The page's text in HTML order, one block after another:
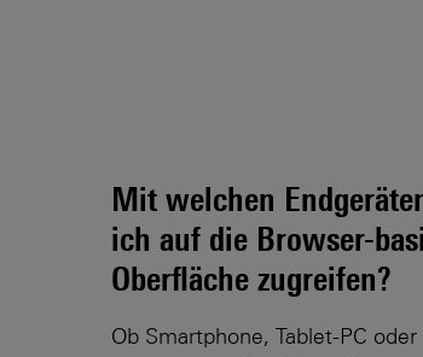
Mit welchen
ich auf die Browser-
Oberfläche zugreifen?
Ob Smartphone, Tablet-PC